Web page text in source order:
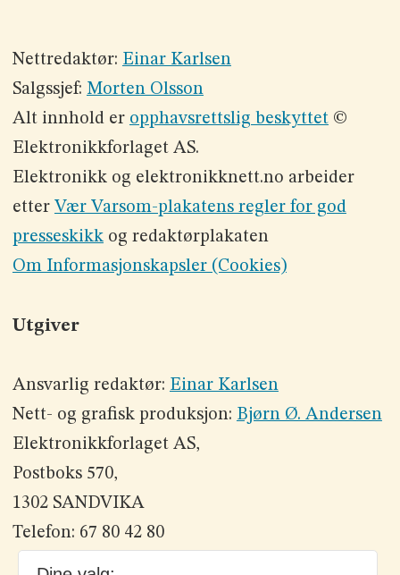
Nettredaktør: Einar Karlsen
Salgssjef: Morten Olsson
Alt innhold er opphavsrettslig beskyttet©
Elektronikkforlaget AS.
Elektronikk og elektronikknett.no arbeider
etter Vær Varsom-plakatens regler for god
presseskikkog redaktørplakaten
Om Informasjonskapsler (Cookies)
Utgiver
Ansvarlig redaktør: Einar Karlsen
Nett- og grafisk produksjon: Bjørn Ø. Andersen
Elektronikkforlaget AS,
Postboks 570,
1302 SANDVIKA
Telefon: 67 80 42 80